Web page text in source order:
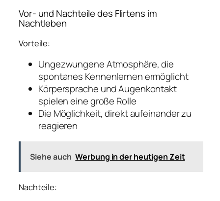
Vor- und Nachteile des Flirtens im
Nachtleben
Vorteile:
Ungezwungene Atmosphäre, die
spontanes Kennenlernen ermöglicht
Körpersprache und Augenkontakt
spielen eine große Rolle
Die Möglichkeit, direkt aufeinander zu
reagieren
Siehe auch Werbung in der heutigen Zeit
Nachteile: